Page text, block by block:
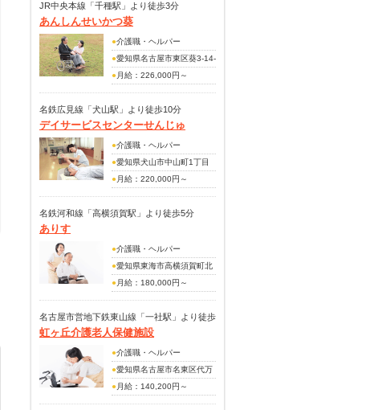
夜勤手当
処遇改善手当
交通費
JR中央本線「千種駅」より徒歩3分
あんしんせいかつ葵
●介護職・ヘルパー
●愛知県名古屋市東区葵3-14-
3● 月給：226,000円～
(手当内訳)
夜勤手当4回分
資格手当
(別途手当)
グレード手当
こども手当
名鉄広見線「犬山駅」より徒歩10分
デイサービスセンターせんじゅ
●介護職・ヘルパー
●愛知県犬山市中山町1丁目
38番地
● 月給：220,000円～
240,000円
(別途手当)
回・又は70,000円～
120,000円)
名鉄河和線「高横須賀駅」より徒歩5分
ありす
●介護職・ヘルパー
●愛知県東海市高横須賀町北
池田18-1
● 月給：180,000円～
200,000円
名古屋市営地下鉄東山線「一社駅」より徒歩
17分
虹ヶ丘介護老人保健施設
●介護職・ヘルパー
●愛知県名古屋市名東区代万
町3-11－2
● 月給：140,200円～
191,100円